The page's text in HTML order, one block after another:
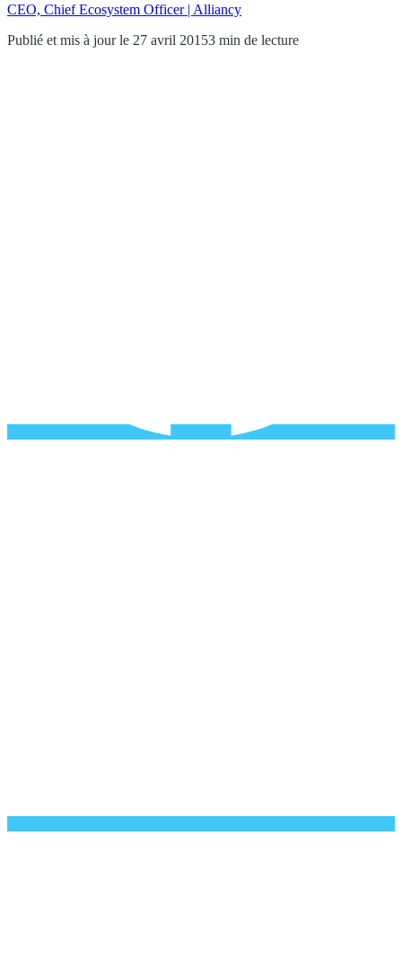
CEO, Chief Ecosystem Officer | Alliancy
Publié et mis à jour le 27 avril 20153 min de lecture